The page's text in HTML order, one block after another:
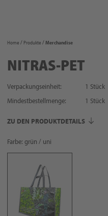
Home Produkte Merchandise
NITRAS-PET
Verpackungseinheit:
1 Stück
Mindestbestellmenge:
1 Stück
ZU DEN PRODUKTDETAILS
Farbe: grün / uni